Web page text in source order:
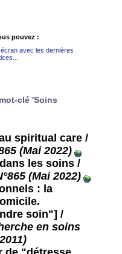
pouvez :
avec les dernières
clé 'Soins
spiritual care /
(Mai 2022)
les soins /
(Mai 2022)
: la
soin"] /
en soins